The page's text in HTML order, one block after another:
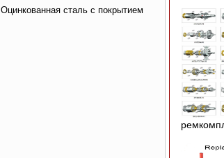
Оцинкованная сталь с покрытием